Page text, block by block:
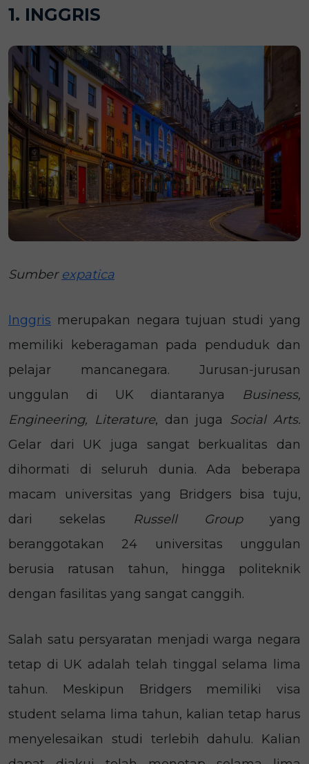
1. INGGRIS
Sumber expatica
Inggris merupakan negara tujuan studi yang
memiliki keberagaman pada penduduk dan
pelajar mancanegara. Jurusan-jurusan
unggulan di UK diantaranya Business,
Engineering, Literature, dan juga Social Arts.
Gelar dari UK juga sangat berkualitas dan
dihormati di seluruh dunia. Ada beberapa
macam universitas yang Bridgers bisa tuju,
dari sekelas
Russell Group yang
beranggotakan 24 universitas unggulan
berusia ratusan tahun, hingga politeknik
dengan fasilitas yang sangat canggih.
Salah satu persyaratan menjadi warga negara
tetap di UK adalah telah tinggal selama lima
tahun. Meskipun Bridgers memiliki visa
student selama lima tahun, kalian tetap harus
menyelesaikan studi terlebih dahulu. Kalian